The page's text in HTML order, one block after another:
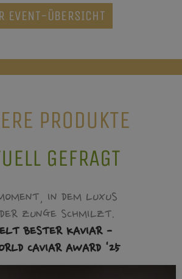
EVENT-ÜBERSICHT
PRODUKTE
GEFRAGT
IN DEM LUXUS
ZUNGE SCHMILZT.
BESTER KAVIAR -
CAVIAR AWARD '25